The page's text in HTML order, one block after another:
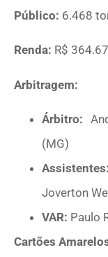
Público: 6.468
Renda: R$
Arbitragem:
Árbitro:
(MG)
Assistentes:
Joverton
VAR: Paulo
Cartões